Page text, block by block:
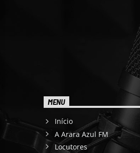
MENU
Início
A Arara Azul FM
Locutores